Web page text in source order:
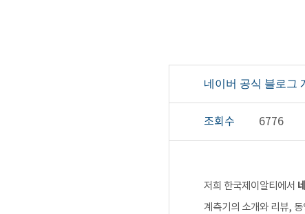
네이버 공식 블로그
조회수 6776
저희 한국제이알티에서
계측기의 소개와 리뷰,